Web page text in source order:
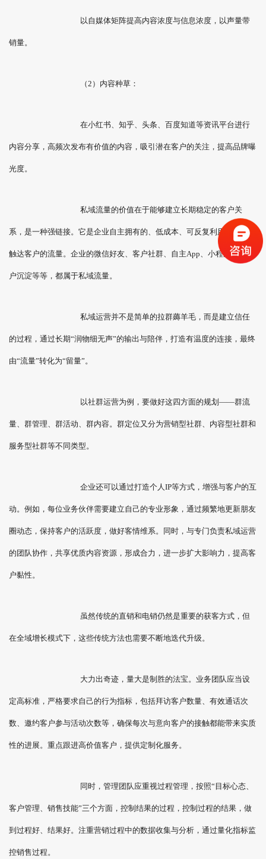
以自媒体矩阵提高内容浓度与信息浓度，以声量带
销量。
（2）内容种草：
在小红书、知乎、头条、百度知道等资讯平台进行
内容分享，高频次发布有价值的内容，吸引潜在客户的关注，提高品牌曝
光度。
私域流量的价值在于能够建立长期稳定的客户关
系，是一种强链接。它是企业自主拥有的、低成本、可反复利用、能随时
触达客户的流量。企业的微信好友、客户社群、自主App、小程序里的用
户沉淀等等，都属于私域流量。
私域运营并不是简单的拉群薅羊毛，而是建立信任
的过程，通过长期“润物细无声”的输出与陪伴，打造有温度的连接，最终
由“流量”转化为“留量”。
以社群运营为例，要做好这四方面的规划——群流
量、群管理、群活动、群内容。群定位又分为营销型社群、内容型社群和
服务型社群等不同类型。
企业还可以通过打造个人IP等方式，增强与客户的互
动。例如，每位业务伙伴需要建立自己的专业形象，通过频繁地更新朋友
圈动态，保持客户的活跃度，做好客情维系。同时，与专门负责私域运营
的团队协作，共享优质内容资源，形成合力，进一步扩大影响力，提高客
户黏性。
虽然传统的直销和电销仍然是重要的获客方式，但
在全域增长模式下，这些传统方法也需要不断地迭代升级。
大力出奇迹，量大是制胜的法宝。业务团队应当设
定高标准，严格要求自己的行为指标，包括拜访客户数量、有效通话次
数、邀约客户参与活动次数等，确保每次与意向客户的接触都能带来实质
性的进展。重点跟进高价值客户，提供定制化服务。
同时，管理团队应重视过程管理，按照“目标心态、
客户管理、销售技能”三个方面，控制结果的过程，控制过程的结果，做
到过程好、结果好。注重营销过程中的数据收集与分析，通过量化指标监
控销售过程。